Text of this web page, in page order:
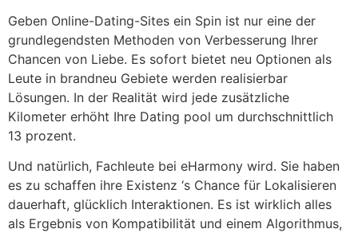
Geben Online-Dating-Sites ein Spin ist nur eine der
grundlegendsten Methoden von Verbesserung Ihrer
Chancen von Liebe. Es sofort bietet neu Optionen als
Leute in brandneu Gebiete werden realisierbar
Lösungen. In der Realität wird jede zusätzliche
Kilometer erhöht Ihre Dating pool um durchschnittlich
13 prozent.
Und natürlich, Fachleute bei eHarmony wird. Sie haben
es zu schaffen ihre Existenz ‘s Chance für Lokalisieren
dauerhaft, glücklich Interaktionen. Es ist wirklich alles
als Ergebnis von Kompatibilität und einem Algorithmus,